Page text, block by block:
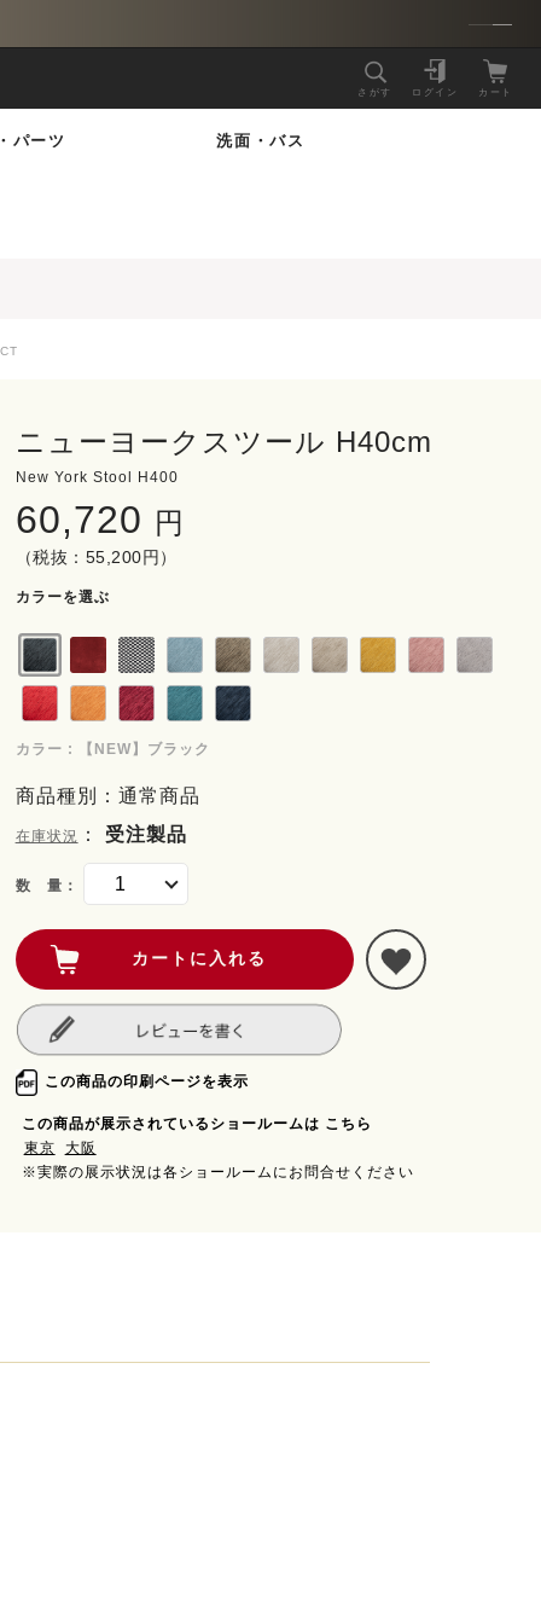
さがす ログイン カート
パーツ 洗面・バス
ニューヨークスツール H40cm
New York Stool H400
60,720 円
（税抜：55,200円）
カラーを選ぶ
カラー : 【NEW】ブラック
商品種別：通常商品
在庫状況 ： 受注製品
数 量：
この商品の印刷ページを表示
この商品が展示されているショールームは こちら
東京
大阪
※実際の展示状況は各ショールームにお問合せください